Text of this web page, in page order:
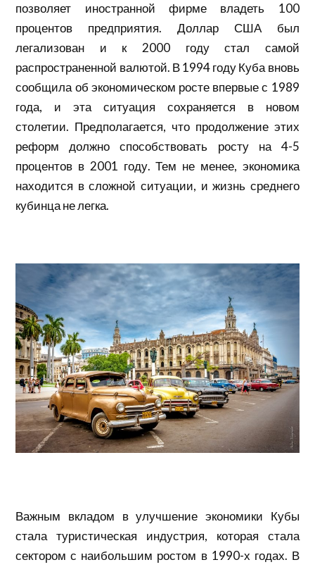
позволяет иностранной фирме владеть 100
процентов предприятия. Доллар США был
легализован и к 2000 году стал самой
распространенной валютой. В 1994 году Куба вновь
сообщила об экономическом росте впервые с 1989
года, и эта ситуация сохраняется в новом
столетии. Предполагается, что продолжение этих
реформ должно способствовать росту на 4-5
процентов в 2001 году. Тем не менее, экономика
находится в сложной ситуации, и жизнь среднего
кубинца не легка.
Важным вкладом в улучшение экономики Кубы
стала туристическая индустрия, которая стала
сектором с наибольшим ростом в 1990-х годах. В